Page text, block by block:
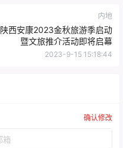
内地
陕西安康2023金秋旅游季启动
暨文旅推介活动即将启幕
2023-9-15 15:18:44
确认修改